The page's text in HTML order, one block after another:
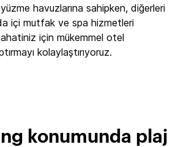
havuzlarına sahipken, diğerleri
içi mutfak ve spa hizmetleri
için mükemmel otel
kolaylaştırıyoruz.
konumunda plaj